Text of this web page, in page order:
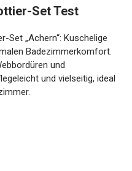
Set Test
Set „Achern“: Kuschelige
Badezimmerkomfort.
und
und vielseitig, ideal